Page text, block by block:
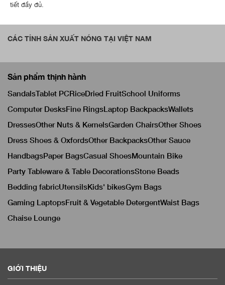
tiết đầy đủ.
CÁC TỈNH SẢN XUẤT NÓNG TẠI VIỆT NAM
Sản phẩm thịnh hành
SandalsTablet PCRiceDried FruitSchool Uniforms
Computer DesksFine RingsLaptop BackpacksWallets
DressesOther Nuts & KernelsGarden ChairsOther Shoes
Dress Shoes & OxfordsOther BackpacksOther Sauce
HandbagsPaper BagsCasual ShoesMountain Bike
Party Tableware & Table DecorationsStone Beads
Bedding fabricUtensilsKids' bikesGym Bags
Gaming LaptopsFruit & Vegetable DetergentWaist Bags
Chaise Lounge
GIỚI THIỆU